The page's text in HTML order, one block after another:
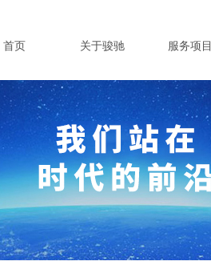
首页 关于骏驰 服务项目